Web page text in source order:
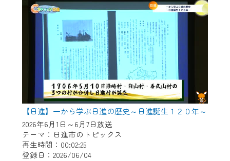
【日進】一から学ぶ日進の歴史～日進誕生１２０年～
2026年6月1日～6月7日放送
テーマ：日進市のトピックス
再生時間：00:02:25
登録日：2026/06/04